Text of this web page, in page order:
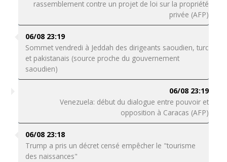
rassemblement contre un projet de loi sur la propriété
privée (AFP)
06/08 23:19
Sommet vendredi à Jeddah des dirigeants saoudien, turc
et pakistanais (source proche du gouvernement
saoudien)
06/08 23:19
Venezuela: début du dialogue entre pouvoir et
opposition à Caracas (AFP)
06/08 23:18
Trump a pris un décret censé empêcher le "tourisme
des naissances"